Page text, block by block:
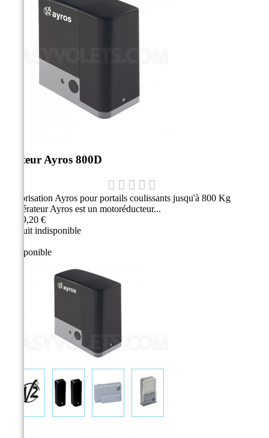
Moteur Ayros 800D
Motorisation Ayros pour portails coulissants jusqu'à 800 Kg
L'opérateur Ayros est un motoréducteur...
1 139,20 €
Produit indisponible
Indisponible